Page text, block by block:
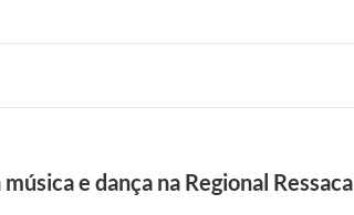
e dança na Regional Ressaca